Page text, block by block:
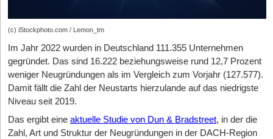
(c) iStockphoto.com / Lemon_tm
Im Jahr 2022 wurden in Deutschland 111.355 Unternehmen
gegründet. Das sind 16.222 beziehungsweise rund 12,7 Prozent
weniger Neugründungen als im Vergleich zum Vorjahr (127.577).
Damit fällt die Zahl der Neustarts hierzulande auf das niedrigste
Niveau seit 2019.
Das ergibt eine aktuelle Studie von Dun & Bradstreet, in der die
Zahl, Art und Struktur der Neugründungen in der DACH-Region